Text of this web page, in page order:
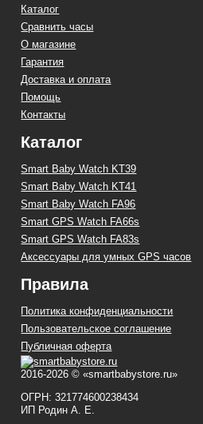
Каталог
Сравнить часы
О магазине
Гарантия
Доставка и оплата
Помощь
Контакты
Каталог
Smart Baby Watch KT39
Smart Baby Watch KT41
Smart Baby Watch FA96
Smart GPS Watch FA66s
Smart GPS Watch FA83s
Аксессуары для умных GPS часов
Правила
Политика конфиденциальности
Пользовательское соглашение
Публичная оферта
2016-2026 © «smartbabystore.ru»
ОГРН: 321774600238434
ИП Родин А. Е.